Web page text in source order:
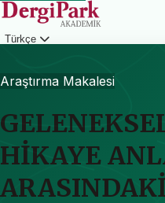
Türkçe
Araştırma Makalesi
HİKAYE